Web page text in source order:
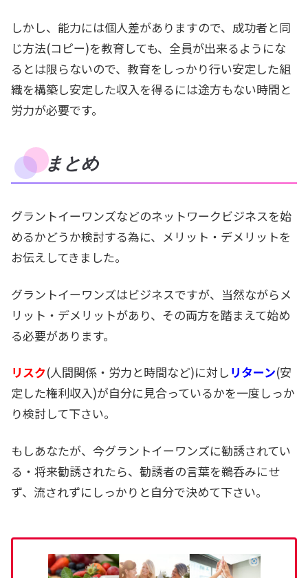
しかし、能力には個人差がありますので、成功者と同
じ方法(コピー)を教育しても、全員が出来るようにな
るとは限らないので、教育をしっかり行い安定した組
織を構築し安定した収入を得るには途方もない時間と
労力が必要です。
まとめ
グラントイーワンズなどのネットワークビジネスを始
めるかどうか検討する為に、メリット・デメリットを
お伝えしてきました。
グラントイーワンズはビジネスですが、当然ながらメ
リット・デメリットがあり、その両方を踏まえて始め
る必要があります。
リスク(人間関係・労力と時間など)に対し リターン(安
定した権利収入)が自分に見合っているかを一度しっか
り検討して下さい。
もしあなたが、今グラントイーワンズに勧誘されてい
る・将来勧誘されたら、勧誘者の言葉を鵜呑みにせ
ず、流されずにしっかりと自分で決めて下さい。